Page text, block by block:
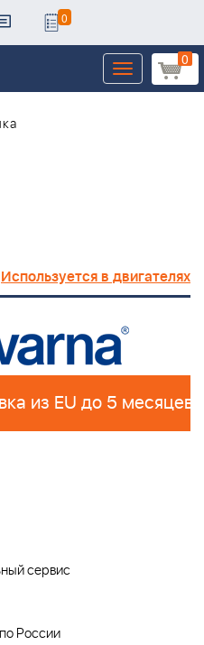
0
0
Toggle
navigation
Используется в двигателях
из EU до 5 месяцев
сервис
России